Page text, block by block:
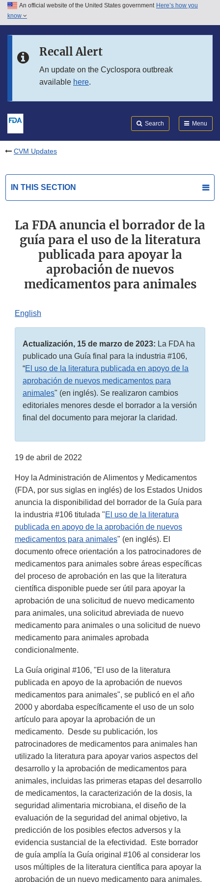
Skip to main content
Skip to in this section menu
An official website of the United States government Here’s how you
know
Recall Alert
An update on the Cyclospora outbreak
available here.
Search Menu
CVM Updates
IN THIS SECTION
La FDA anuncia el borrador de la
guía para el uso de la literatura
publicada para apoyar la
aprobación de nuevos
medicamentos para animales
English
Actualización, 15 de marzo de 2023: La FDA ha
publicado una Guía final para la industria #106,
“El uso de la literatura publicada en apoyo de la
aprobación de nuevos medicamentos para
animales" (en inglés). Se realizaron cambios
editoriales menores desde el borrador a la versión
final del documento para mejorar la claridad.
19 de abril de 2022
Hoy la Administración de Alimentos y Medicamentos
(FDA, por sus siglas en inglés) de los Estados Unidos
anuncia la disponibilidad del borrador de la Guía para
la industria #106 titulada "El uso de la literatura
publicada en apoyo de la aprobación de nuevos
medicamentos para animales" (en inglés). El
documento ofrece orientación a los patrocinadores de
medicamentos para animales sobre áreas específicas
del proceso de aprobación en las que la literatura
científica disponible puede ser útil para apoyar la
aprobación de una solicitud de nuevo medicamento
para animales, una solicitud abreviada de nuevo
medicamento para animales o una solicitud de nuevo
medicamento para animales aprobada
condicionalmente.
La Guía original #106, "El uso de la literatura
publicada en apoyo de la aprobación de nuevos
medicamentos para animales", se publicó en el año
2000 y abordaba específicamente el uso de un solo
artículo para apoyar la aprobación de un
medicamento. Desde su publicación, los
patrocinadores de medicamentos para animales han
utilizado la literatura para apoyar varios aspectos del
desarrollo y la aprobación de medicamentos para
animales, incluidas las primeras etapas del desarrollo
de medicamentos, la caracterización de la dosis, la
seguridad alimentaria microbiana, el diseño de la
evaluación de la seguridad del animal objetivo, la
predicción de los posibles efectos adversos y la
evidencia sustancial de la efectividad. Este borrador
de guía amplía la Guía original #106 al considerar los
usos múltiples de la literatura científica para apoyar la
aprobación de un nuevo medicamento para animales.